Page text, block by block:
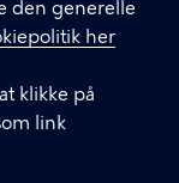
den generelle
her
klikke på
link
3, 1602